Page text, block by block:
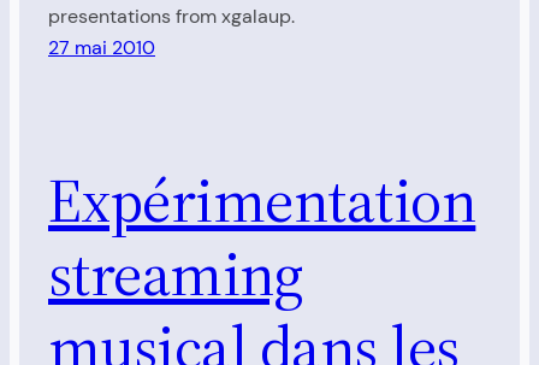
presentations from xgalaup.
27 mai 2010
Expérimentation
streaming
musical dans les